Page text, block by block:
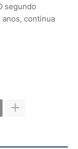
segundo
continua